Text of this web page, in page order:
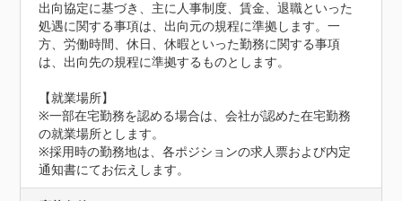
出向協定に基づき、主に人事制度、賃金、退職といった
処遇に関する事項は、出向元の規程に準拠します。一
方、労働時間、休日、休暇といった勤務に関する事項
は、出向先の規程に準拠するものとします。
【就業場所】
※一部在宅勤務を認める場合は、会社が認めた在宅勤務
の就業場所とします。
※採用時の勤務地は、各ポジションの求人票および内定
通知書にてお伝えします。